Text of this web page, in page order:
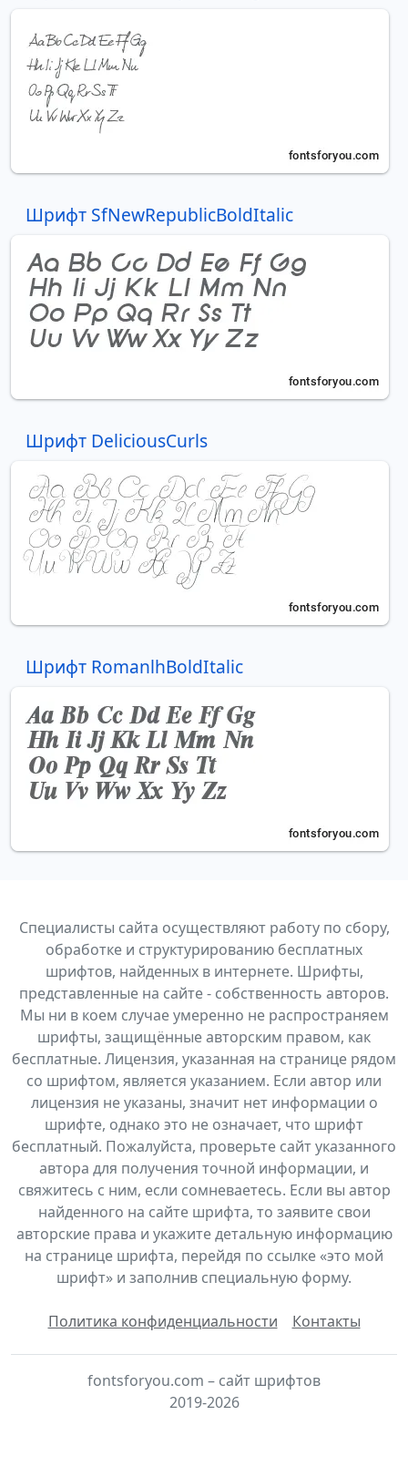
Шрифт SfNewRepublicBoldItalic
Шрифт DeliciousCurls
Шрифт RomanlhBoldItalic
Специалисты сайта осуществляют работу по сбору,
обработке и структурированию бесплатных
шрифтов, найденных в интернете. Шрифты,
представленные на сайте - собственность авторов.
Мы ни в коем случае умеренно не распространяем
шрифты, защищённые авторским правом, как
бесплатные. Лицензия, указанная на странице рядом
со шрифтом, является указанием. Если автор или
лицензия не указаны, значит нет информации о
шрифте, однако это не означает, что шрифт
бесплатный. Пожалуйста, проверьте сайт указанного
автора для получения точной информации, и
свяжитесь с ним, если сомневаетесь. Если вы автор
найденного на сайте шрифта, то заявите свои
авторские права и укажите детальную информацию
на странице шрифта, перейдя по ссылке «это мой
шрифт» и заполнив специальную форму.
Политика конфиденциальности Контакты
fontsforyou.com – сайт шрифтов
2019-2026